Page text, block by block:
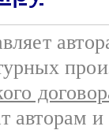
авторам